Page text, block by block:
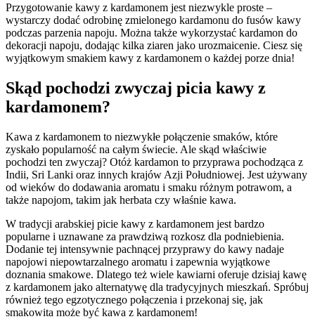
Przygotowanie kawy z kardamonem jest niezwykle‌ proste –
wystarczy dodać odrobinę zmielonego kardamonu ⁢do ⁤fusów kawy​
podczas parzenia napoju. Można także wykorzystać kardamon ⁣do⁤
dekoracji⁢ napoju, dodając kilka ziaren jako​ urozmaicenie. Ciesz się
wyjątkowym ⁣smakiem kawy z kardamonem⁤ o⁤ każdej⁣ porze dnia!
Skąd pochodzi⁤ zwyczaj picia kawy z
kardamonem?
Kawa z ‍kardamonem to niezwykłe połączenie ⁣smaków, które
⁣zyskało⁣ popularność ‍na⁣ całym świecie. Ale skąd ⁢właściwie
pochodzi ten zwyczaj? Otóż kardamon to przyprawa pochodząca‌ z
Indii, Sri Lanki oraz innych krajów Azji ​Południowej. ​Jest używany
od⁣ wieków ‌do dodawania aromatu i smaku różnym ⁣potrawom, a
także napojom, takim ​jak​ herbata​ czy właśnie⁤ kawa.
W⁣ tradycji‍ arabskiej⁣ picie ‍kawy ‌z kardamonem⁤ jest bardzo
popularne i uznawane ‍za⁣ prawdziwą rozkosz dla podniebienia.
⁤Dodanie tej ​intensywnie ⁣pachnącej przyprawy do‌ kawy nadaje
napojowi⁢ niepowtarzalnego aromatu‍ i ⁢zapewnia​ wyjątkowe⁣
doznania smakowe. Dlatego też wiele kawiarni oferuje dzisiaj kawę
z kardamonem jako alternatywę⁤ dla tradycyjnych mieszkań. Spróbuj
również tego egzotycznego ⁣połączenia i przekonaj‌ się, jak
‍smakowita może być kawa z kardamonem!